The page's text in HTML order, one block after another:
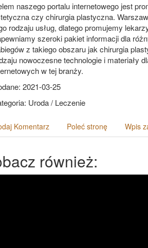
naszego portalu internetowego jest
czy chirurgia plastyczna.
rodzaju usług, dlatego promujemy
szeroki pakiet informacji dla
z takiego obszaru jak chirurgia
nowoczesne technologie i materiały
w tej branży.
2021-03-25
Uroda / Leczenie
Komentarz Poleć stronę Wpis
również: